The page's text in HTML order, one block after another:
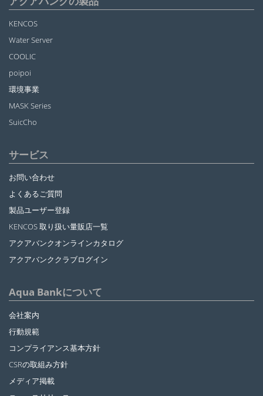
KENCOS
Water Server
COOLIC
poipoi
環境事業
MASK Series
SuicCho
サービス
お問い合わせ
よくあるご質問
製品ユーザー登録
KENCOS 取り扱い量販店一覧
アクアバンクオンラインカタログ
アクアバンククラブログイン
Aqua Bankについて
会社案内
行動規範
コンプライアンス基本方針
CSRの取組み方針
メディア掲載